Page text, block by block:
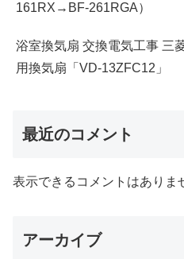
161RX→BF-261RGA）
浴室換気扇 交換電気工事 三
用換気扇「VD-13ZFC12」
最近のコメント
表示できるコメントはありま
アーカイブ